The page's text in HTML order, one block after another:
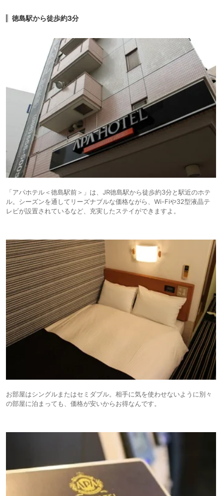
徳島駅から徒歩約3分
「アパホテル＜徳島駅前＞」は、JR徳島駅から徒歩約3分と駅近のホテ
ル。シーズンを通してリーズナブルな価格ながら、Wi-Fiや32型液晶テ
レビが設置されているなど、充実したステイができますよ。
お部屋はシングルまたはセミダブル。相手に気を使わせないように別々
の部屋に泊まっても、価格が安いからお得なんです。